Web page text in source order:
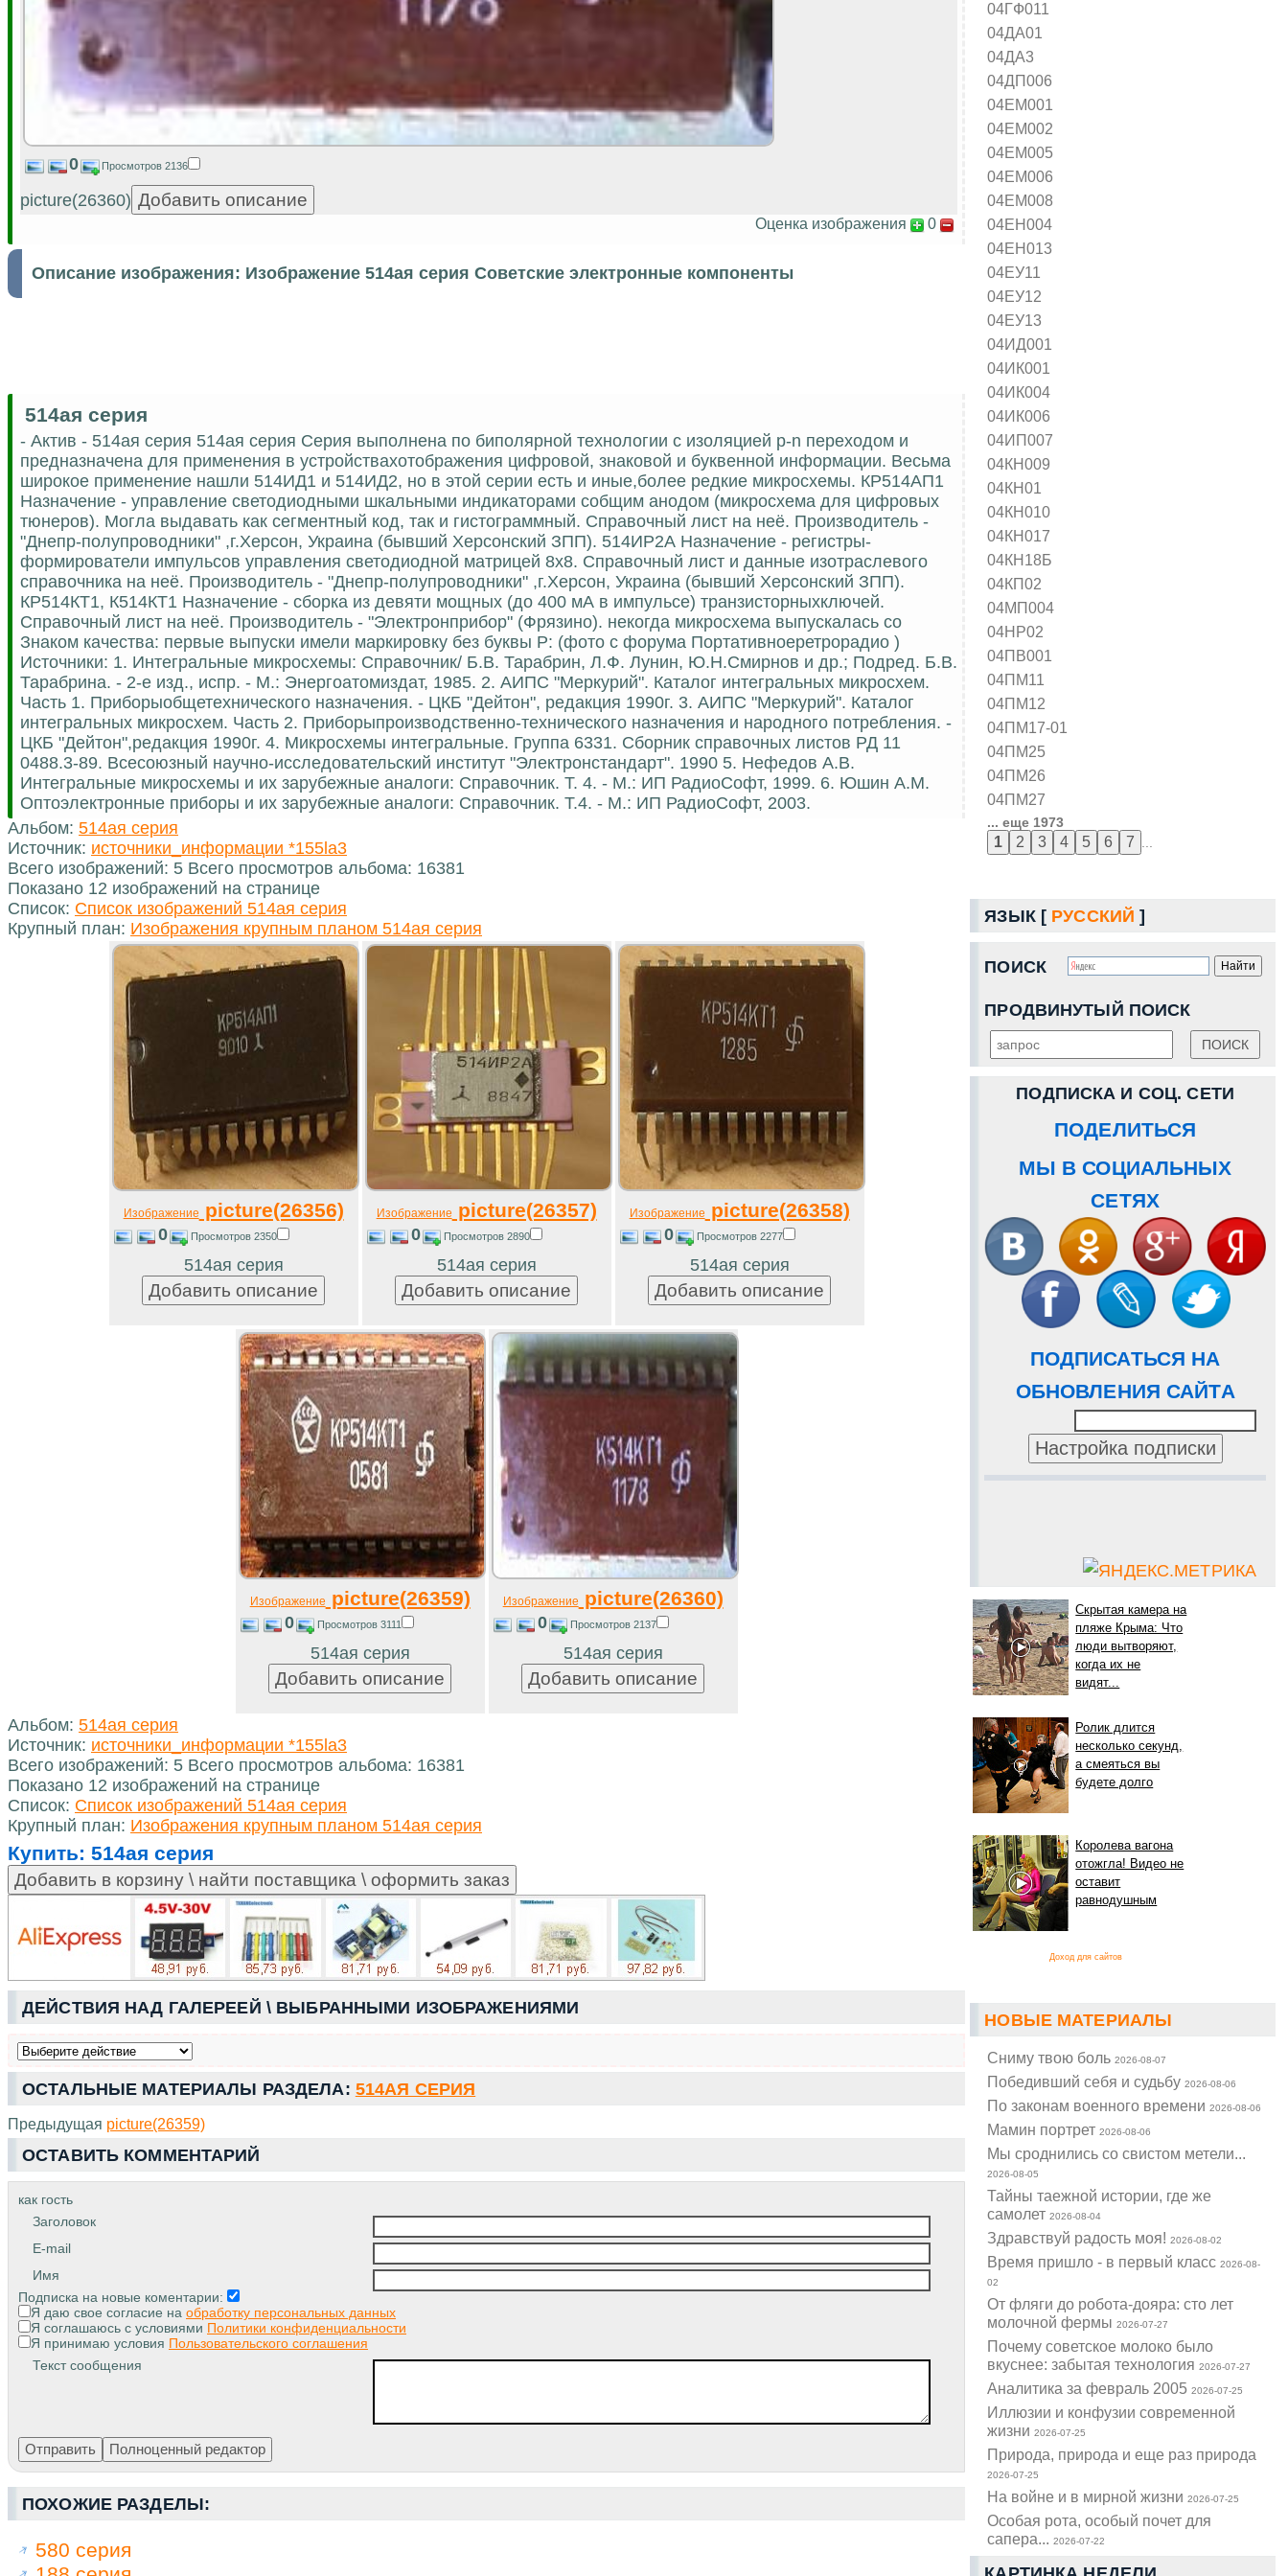
04ГФ011
04ДА01
04ДА3
04ДП006
04ЕМ001
04ЕМ002
04ЕМ005
04ЕМ006
04ЕМ008
04ЕН004
04ЕН013
04ЕУ11
04ЕУ12
04ЕУ13
04ИД001
04ИК001
04ИК004
04ИК006
04ИП007
04КН009
04КН01
04КН010
04КН017
04КН18Б
04КП02
04МП004
04НР02
04ПВ001
04ПМ11
04ПМ12
04ПМ17-01
04ПМ25
04ПМ26
04ПМ27
... еще 1973
ЯЗЫК [ РУССКИЙ ]
ПОИСК
ПРОДВИНУТЫЙ ПОИСК
ПОДПИСКА И СОЦ. СЕТИ
ПОДЕЛИТЬСЯ
МЫ В СОЦИАЛЬНЫХ
СЕТЯХ
ПОДПИСАТЬСЯ НА
ОБНОВЛЕНИЯ САЙТА
Скрытая камера на
пляже Крыма: Что
люди вытворяют,
когда их не
видят...
Ролик длится
несколько секунд,
а смеяться вы
будете долго
Королева вагона
отожгла! Видео не
оставит
равнодушным
Доход для сайтов
НОВЫЕ МАТЕРИАЛЫ
Cниму твою боль2026-08-07
Победивший себя и судьбу2026-08-06
По законам военного времени2026-08-06
Мамин портрет2026-08-06
Мы сроднились со свистом метели...
2026-08-05
Тайны таежной истории, где же
самолет2026-08-04
Здравствуй радость моя!2026-08-02
Время пришло - в первый класс2026-08-
02
От фляги до робота-дояра: сто лет
молочной фермы2026-07-27
Почему советское молоко было
вкуснее: забытая технология2026-07-27
Аналитика за февраль 20052026-07-25
Иллюзии и конфузии современной
жизни2026-07-25
Природа, природа и еще раз природа
2026-07-25
На войне и в мирной жизни2026-07-25
Особая рота, особый почет для
сапера...2026-07-22
0 Просмотров 2136
picture(26360)
Оценка изображения 0
Описание изображения: Изображение 514ая серия Советские электронные компоненты
514ая серия
- Актив - 514ая серия 514ая серия Серия выполнена по биполярной технологии с изоляцией p-n переходом и
предназначена для применения в устройствахотображения цифровой, знаковой и буквенной информации. Весьма
широкое применение нашли 514ИД1 и 514ИД2, но в этой серии есть и иные,более редкие микросхемы. КР514АП1
Назначение - управление светодиодными шкальными индикаторами собщим анодом (микросхема для цифровых
тюнеров). Могла выдавать как сегментный код, так и гистограммный. Справочный лист на неё. Производитель -
"Днепр-полупроводники" ,г.Херсон, Украина (бывший Херсонский ЗПП). 514ИР2А Назначение - регистры-
формирователи импульсов управления светодиодной матрицей 8х8. Справочный лист и данные изотраслевого
справочника на неё. Производитель - "Днепр-полупроводники" ,г.Херсон, Украина (бывший Херсонский ЗПП).
КР514КТ1, К514КТ1 Назначение - сборка из девяти мощных (до 400 мА в импульсе) транзисторныхключей.
Справочный лист на неё. Производитель - "Электронприбор" (Фрязино). некогда микросхема выпускалась со
Знаком качества: первые выпуски имели маркировку без буквы Р: (фото с форума Портативноеретрорадио )
Источники: 1. Интегральные микросхемы: Справочник/ Б.В. Тарабрин, Л.Ф. Лунин, Ю.Н.Смирнов и др.; Подред. Б.В.
Тарабрина. - 2-е изд., испр. - М.: Энергоатомиздат, 1985. 2. АИПС "Меркурий". Каталог интегральных микросхем.
Часть 1. Приборыобщетехнического назначения. - ЦКБ "Дейтон", редакция 1990г. 3. АИПС "Меркурий". Каталог
интегральных микросхем. Часть 2. Приборыпроизводственно-технического назначения и народного потребления. -
ЦКБ "Дейтон",редакция 1990г. 4. Микросхемы интегральные. Группа 6331. Сборник справочных листов РД 11
0488.3-89. Всесоюзный научно-исследовательский институт "Электронстандарт". 1990 5. Нефедов А.В.
Интегральные микросхемы и их зарубежные аналоги: Справочник. Т. 4. - М.: ИП РадиоСофт, 1999. 6. Юшин А.М.
Оптоэлектронные приборы и их зарубежные аналоги: Справочник. Т.4. - М.: ИП РадиоСофт, 2003.
Альбом: 514ая серия
Источник: источники_информации *155la3
Всего изображений: 5 Всего просмотров альбома: 16381
Показано 12 изображений на странице
Список: Список изображений 514ая серия
Крупный план: Изображения крупным планом 514ая серия
Изображение picture(26356)
0 Просмотров 2350
514ая серия
Изображение picture(26357)
0 Просмотров 2890
514ая серия
Изображение picture(26358)
0 Просмотров 2277
514ая серия
Изображение picture(26359)
0 Просмотров 3111
514ая серия
Изображение picture(26360)
0 Просмотров 2137
514ая серия
Альбом: 514ая серия
Источник: источники_информации *155la3
Всего изображений: 5 Всего просмотров альбома: 16381
Показано 12 изображений на странице
Список: Список изображений 514ая серия
Крупный план: Изображения крупным планом 514ая серия
Купить: 514ая серия
ДЕЙСТВИЯ НАД ГАЛЕРЕЕЙ \ ВЫБРАННЫМИ ИЗОБРАЖЕНИЯМИ
ОСТАЛЬНЫЕ МАТЕРИАЛЫ РАЗДЕЛА: 514АЯ СЕРИЯ
Предыдущая picture(26359)
ОСТАВИТЬ КОММЕНТАРИЙ
как гость
Заголовок
E-mail
Имя
Подписка на новые коментарии:
Я даю свое согласие на обработку персональных данных
Я соглашаюсь с условиями Политики конфиденциальности
Я принимаю условия Пользовательского соглашения
Текст сообщения
ПОХОЖИЕ РАЗДЕЛЫ:
580 серия